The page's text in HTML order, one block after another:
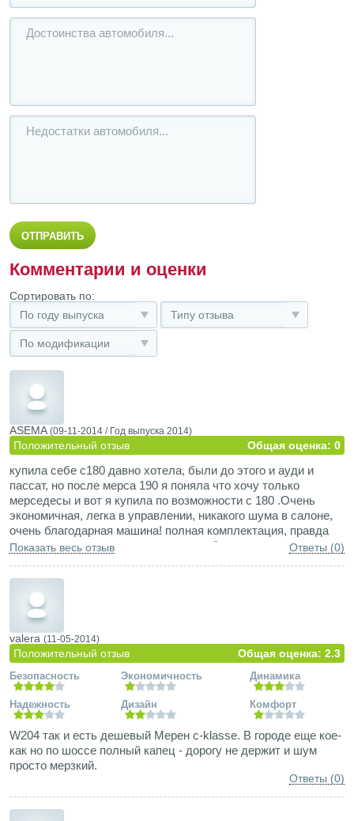
Комментарии и оценки
Сортировать по:
По году выпуска
Типу отзыва
По модификации
ASEMA (09-11-2014 / Год выпуска 2014)
Положительный отзыв Общая оценка: 0
купила себе с180 давно хотела, были до этого и ауди и
пассат, но после мерса 190 я поняла что хочу только
мерседесы и вот я купила по возможности с 180 .Очень
экономичная, легка в управлении, никакого шума в салоне,
очень благодарная машина! полная комплектация, правда
много кнопочек на панели, но с этим быстро справилась, все
надо!
Показать весь отзыв Ответы (0)
valera (11-05-2014)
Положительный отзыв Общая оценка: 2.3
Безопасность Экономичность Динамика
Надежность Дизайн Комфорт
W204 так и есть дешевый Мерен c-klasse. В городе еще кое-
как но по шоссе полный капец - дорогу не держит и шум
просто мерзкий.
Ответы (0)